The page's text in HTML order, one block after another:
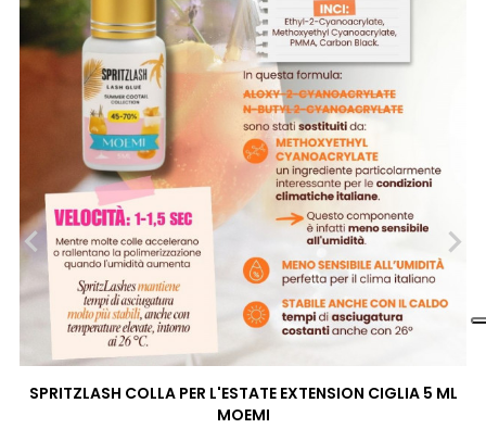
SPRITZLASH COLLA PER L'ESTATE EXTENSION CIGLIA 5 ML
MOEMI